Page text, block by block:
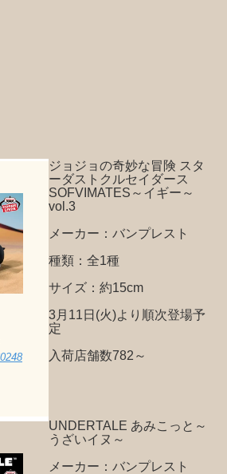
ジョジョの奇妙な冒険 スタ
ーダストクルセイダース
SOFVIMATES～イギー～
vol.3
メーカー：バンプレスト
種類：全1種
サイズ：約15cm
3月11日(火)より順次登場予
定
入荷店舗数782～
UNDERTALE あみこっと～
うざいイヌ～
メーカー：バンプレスト